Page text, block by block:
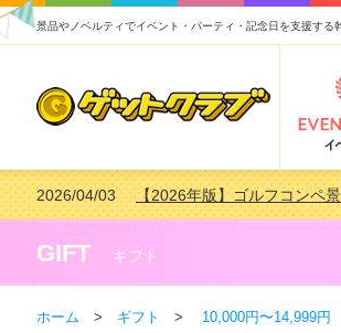
景品やノベルティでイベント・パーティ・記念日を支援する
2026/04/03【2026年版】ゴルフコンペ
2026/02/16【2026年版】結婚式の二次
2026/02/03
2026/07/15【2026年版】ビンゴゲーム
GIFT ギフト
ホーム > ギフト > 10,000円〜14,999円